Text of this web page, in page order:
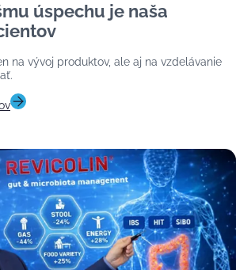
úspechu je naša
na vývoj produktov, ale aj na vzdelávanie